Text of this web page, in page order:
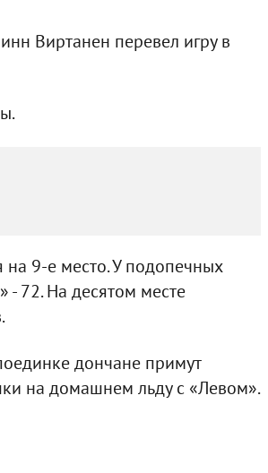
Виртанен перевел игру в
9-е место. У подопечных
- 72. На десятом месте
дончане примут
на домашнем льду с «Левом».